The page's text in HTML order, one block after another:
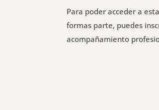
Para poder acceder a
formas parte, puedes
acompañamiento